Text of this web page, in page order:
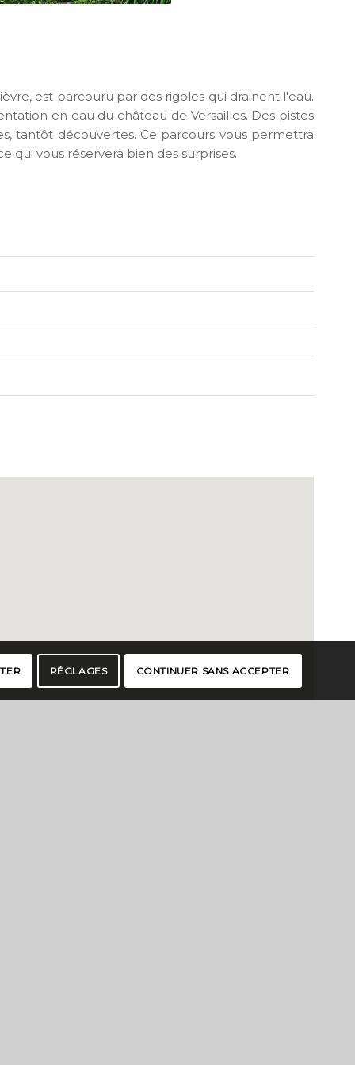
est parcouru par des rigoles qui drainent l'eau.
en eau du château de Versailles. Des pistes
tantôt découvertes. Ce parcours vous permettra
qui vous réservera bien des surprises.
RÉGLAGES CONTINUER SANS ACCEPTER